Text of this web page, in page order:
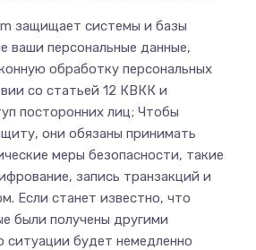
защищает системы и базы
ваши персональные данные,
обработку персональных
со статьей 12 КВКК и
посторонних лиц; Чтобы
они обязаны принимать
меры безопасности, такие
запись транзакций и
Если станет известно, что
были получены другими
ситуации будет немедленно